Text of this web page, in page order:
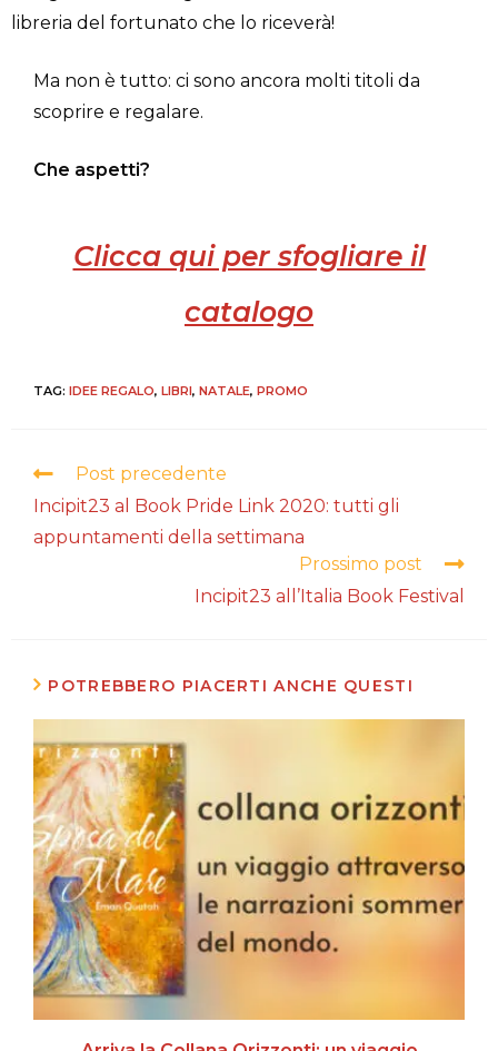
libreria del fortunato che lo riceverà!
Ma non è tutto: ci sono ancora molti titoli da
scoprire e regalare.
Che aspetti?
Clicca qui per sfogliare il
catalogo
TAG: IDEE REGALO, LIBRI, NATALE, PROMO
Continua
a
Post precedente
Incipit23 al Book Pride Link 2020: tutti gli
appuntamenti della settimana
Prossimo post
Incipit23 all’Italia Book Festival
POTREBBERO PIACERTI ANCHE QUESTI